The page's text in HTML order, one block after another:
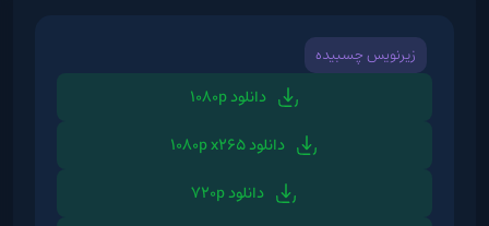
زیرنویس چسبیده
دانلود 1080p
دانلود 1080p x265
دانلود 720p